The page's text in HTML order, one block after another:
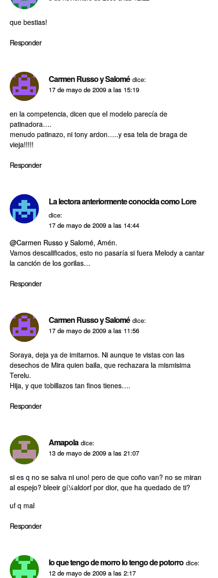
que bestias!
Responder
Carmen Russo y Salomé dice:
17 de mayo de 2009 a las 15:19
en la competencia, dicen que el modelo parecí­a de
patinadora….
menudo patinazo, ni tony ardon…..y esa tela de braga de
vieja!!!!!
Responder
La lectora anteriormente conocida como Lore
dice:
17 de mayo de 2009 a las 14:44
@Carmen Russo y Salomé, Amén.
Vamos descalificados, esto no pasarí­a si fuera Melody a cantar
la canción de los gorilas…
Responder
Carmen Russo y Salomé dice:
17 de mayo de 2009 a las 11:56
Soraya, deja ya de imitarnos. Ni aunque te vistas con las
desechos de Mira quien baila, que rechazara la mismisima
Terelu.
Hija, y que tobillazos tan finos tienes….
Responder
Amapola dice:
13 de mayo de 2009 a las 21:07
si es q no se salva ni uno! pero de que coño van? no se miran
al espejo? bleeir gí¼aldorf por dior, que ha quedado de ti?
uf q mal
Responder
lo que tengo de morro lo tengo de potorro dice:
12 de mayo de 2009 a las 2:17